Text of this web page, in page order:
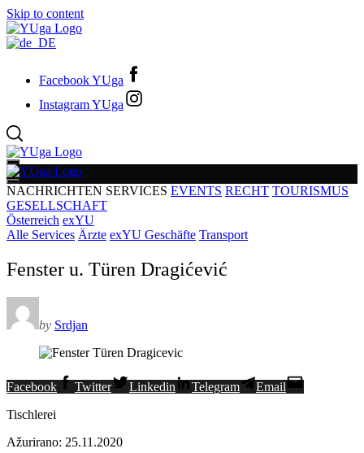
Skip to content
Facebook YUga
Instagram YUga
NACHRICHTEN SERVICES EVENTS RECHT TOURISMUS
GESELLSCHAFT
Österreich exYU
Alle Services Ärzte exYU Geschäfte Transport
Fenster u. Türen Dragićević
by Srdjan
Facebook Twitter Linkedin Telegram
Email
Tischlerei
Ažurirano: 25.11.2020